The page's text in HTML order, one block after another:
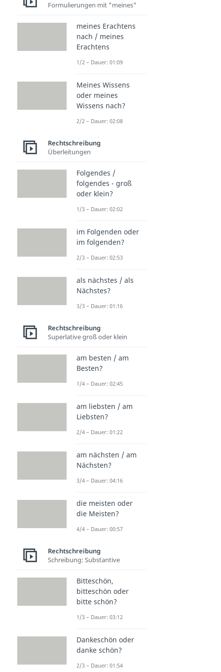
Formulierungen mit "meines"
meines Erachtens
nach / meines
Erachtens
1/2 – Dauer: 01:09
Meines Wissens
oder meines
Wissens nach?
2/2 – Dauer: 02:08
Rechtschreibung
Überleitungen
Folgendes /
folgendes - groß
oder klein?
1/3 – Dauer: 02:02
im Folgenden oder
im folgenden?
2/3 – Dauer: 02:53
als nächstes / als
Nächstes?
3/3 – Dauer: 01:16
Rechtschreibung
Superlative groß oder klein
am besten / am
Besten?
1/4 – Dauer: 02:45
am liebsten / am
Liebsten?
2/4 – Dauer: 01:22
am nächsten / am
Nächsten?
3/4 – Dauer: 04:16
die meisten oder
die Meisten?
4/4 – Dauer: 00:57
Rechtschreibung
Schreibung: Substantive
Bitteschön,
bitteschön oder
bitte schön?
1/3 – Dauer: 03:12
Dankeschön oder
danke schön?
2/3 – Dauer: 01:54